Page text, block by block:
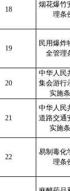
18
烟花爆竹
理条
19
民用爆炸
全管理
20
中华人民
集会游行
实施
21
中华人民
道路交通
实施
22
易制毒化
理条